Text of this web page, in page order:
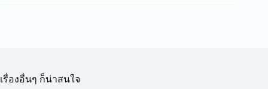
เรื่องอื่นๆ ก็น่าสนใจ